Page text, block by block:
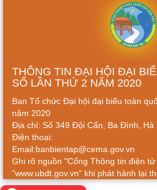
THÔNG TIN ĐẠI HỘI ĐẠI
SỐ LẦN THỨ 2 NĂM 2020
Ban Tổ chức Đại hội đại biểu toàn
năm 2020
Địa chỉ: Số 349 Đội Cấn, Ba Đình, Hà
Điện thoại:
Email:banbientap@cema.gov.vn
Ghi rõ nguồn "Cổng Thông tin điện
"www.ubdt.gov.vn" khi phát hành lại